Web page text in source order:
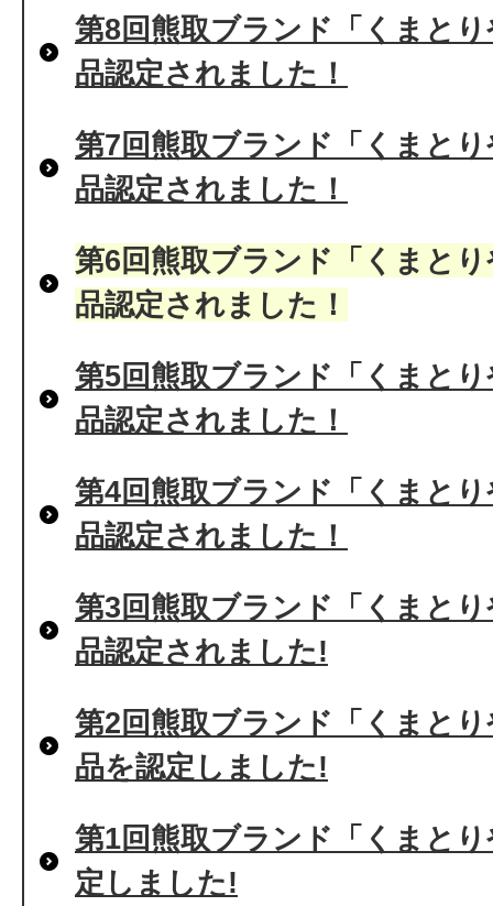
第8回熊取ブランド「くまと
品認定されました！
第7回熊取ブランド「くまと
品認定されました！
第6回熊取ブランド「くまと
品認定されました！
第5回熊取ブランド「くまと
品認定されました！
第4回熊取ブランド「くまと
品認定されました！
第3回熊取ブランド「くまと
品認定されました!
第2回熊取ブランド「くまと
品を認定しました!
第1回熊取ブランド「くまと
定しました!